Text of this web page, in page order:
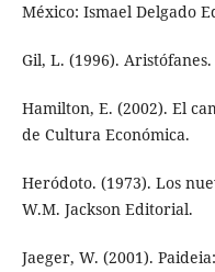
México: Ismael Delgado
Gil, L. (1996).
Hamilton, E. (2002). El
de Cultura Económica.
Heródoto. (1973). Los
W.M. Jackson Editorial.
Jaeger, W. (2001).